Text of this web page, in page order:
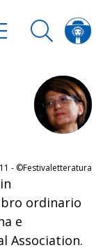
- ©Festivaletteratura
ordinario
e
Association.